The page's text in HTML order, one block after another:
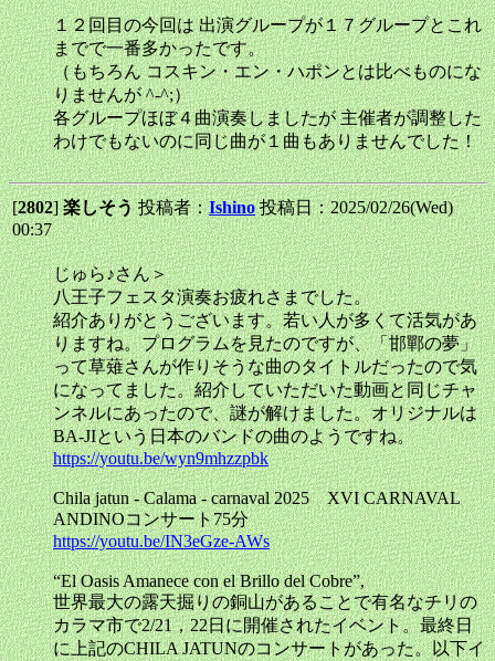
１２回目の今回は 出演グループが１７グループとこれ
までで一番多かったです。
（もちろん コスキン・エン・ハポンとは比べものにな
りませんが ^-^;）
各グループほぼ４曲演奏しましたが 主催者が調整した
わけでもないのに同じ曲が１曲もありませんでした！
[2802]楽しそう投稿者：Ishino 投稿日：2025/02/26(Wed)
00:37
じゅら♪さん＞
八王子フェスタ演奏お疲れさまでした。
紹介ありがとうございます。若い人が多くて活気があ
りますね。プログラムを見たのですが、「邯鄲の夢」
って草薙さんが作りそうな曲のタイトルだったので気
になってました。紹介していただいた動画と同じチャ
ンネルにあったので、謎が解けました。オリジナルは
BA-JIという日本のバンドの曲のようですね。
https://youtu.be/wyn9mhzzpbk
Chila jatun - Calama - carnaval 2025 XVI CARNAVAL
ANDINOコンサート75分
https://youtu.be/IN3eGze-AWs
“El Oasis Amanece con el Brillo del Cobre”,
世界最大の露天掘りの銅山があることで有名なチリの
カラマ市で2/21，22日に開催されたイベント。最終日
に上記のCHILA JATUNのコンサートがあった。以下イ